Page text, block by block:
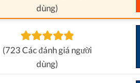
dùng)
(723 Các đánh giá người
dùng)